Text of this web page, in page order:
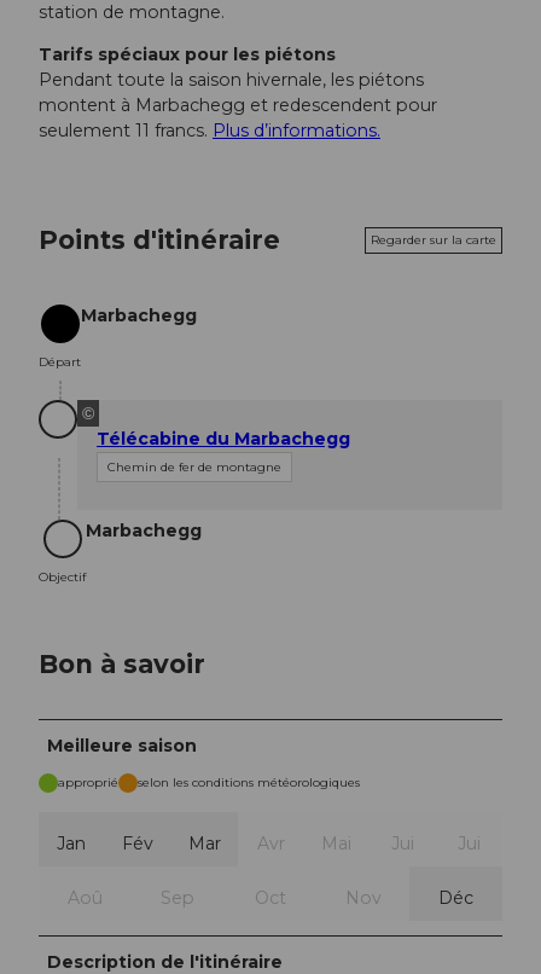
station de montagne.
Tarifs spéciaux pour les piétons
Pendant toute la saison hivernale, les piétons
montent à Marbachegg et redescendent pour
seulement 11 francs. Plus d’informations.
Points d'itinéraire Regarder sur la carte
Départ
Départ
Marbachegg
©
Télécabine du Marbachegg
Chemin de fer de montagne
Objectif
Objectif
Marbachegg
Bon à savoir
Meilleure saison
approprié selon les conditions météorologiques
Jan Fév Mar Avr Mai Jui Jui
Aoû Sep Oct Nov Déc
Description de l'itinéraire